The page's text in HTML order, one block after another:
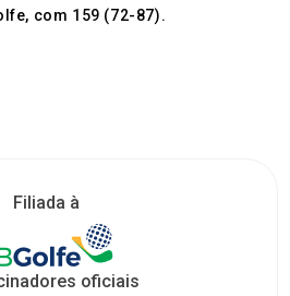
com 159 (72-87).
Filiada à
oficiais